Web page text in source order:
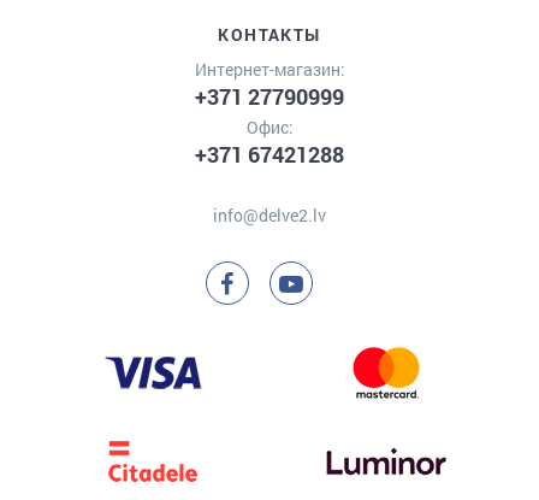
КОНТАКТЫ
Интернет-магазин:
+371 27790999
Офис:
+371 67421288
info@delve2.lv